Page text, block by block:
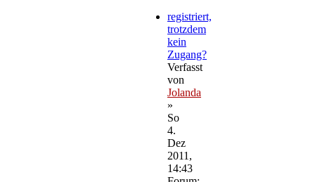
registriert,
trotzdem
kein
Zugang?
Verfasst
von
Jolanda
»
So
4.
Dez
2011,
14:43